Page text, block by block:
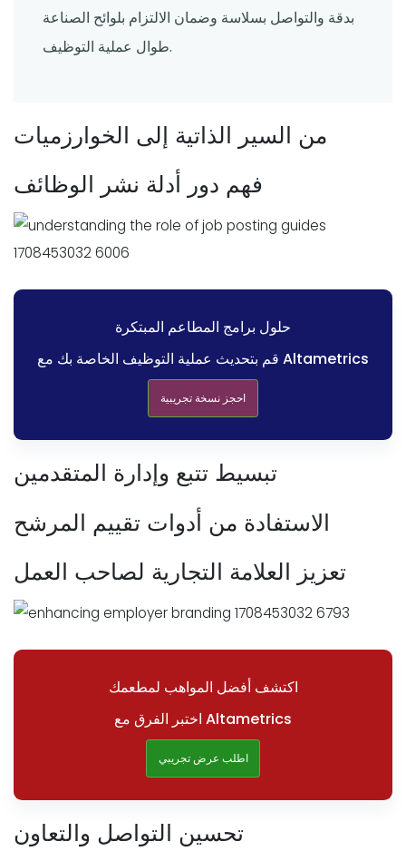
بدقة والتواصل بسلاسة وضمان الالتزام بلوائح الصناعة
طوال عملية التوظيف.
من السير الذاتية إلى الخوارزميات
فهم دور أدلة نشر الوظائف
حلول برامج المطاعم المبتكرة
قم بتحديث عملية التوظيف الخاصة بك مع Altametrics
احجز نسخة تجريبية
تبسيط تتبع وإدارة المتقدمين
الاستفادة من أدوات تقييم المرشح
تعزيز العلامة التجارية لصاحب العمل
اكتشف أفضل المواهب لمطعمك
اختبر الفرق مع Altametrics
اطلب عرض تجريبي
تحسين التواصل والتعاون